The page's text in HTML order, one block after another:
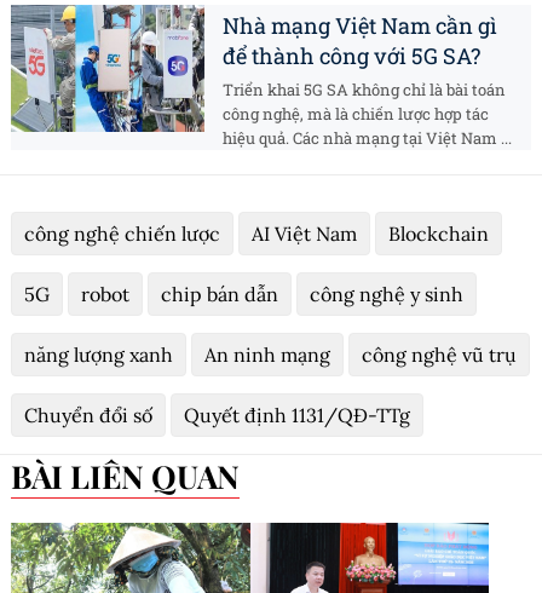
Nhà mạng Việt Nam cần gì
để thành công với 5G SA?
Triển khai 5G SA không chỉ là bài toán
công nghệ, mà là chiến lược hợp tác
hiệu quả. Các nhà mạng tại Việt Nam ...
công nghệ chiến lược AI Việt Nam Blockchain
5G robot chip bán dẫn công nghệ y sinh
năng lượng xanh An ninh mạng công nghệ vũ trụ
Chuyển đổi số Quyết định 1131/QĐ-TTg
BÀI LIÊN QUAN